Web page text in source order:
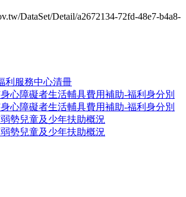
DataSet/Detail/a2672134-72fd-48e7-b4a8-
利服務中心清冊
心障礙者生活輔具費用補助-福利身分別
心障礙者生活輔具費用補助-福利身分別
勢兒童及少年扶助概況
勢兒童及少年扶助概況